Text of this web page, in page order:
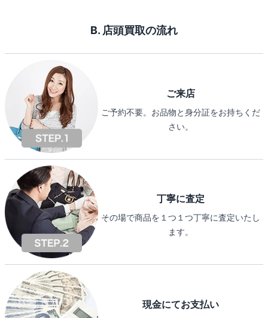
B. 店頭買取の流れ
ご来店
ご予約不要。お品物と身分証をお持ちくだ
さい。
丁寧に査定
その場で商品を１つ１つ丁寧に査定いたし
ます。
現金にてお支払い